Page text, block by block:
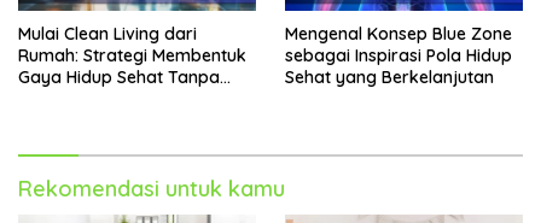
Mulai Clean Living dari
Rumah: Strategi Membentuk
Gaya Hidup Sehat Tanpa
Mengenal Konsep Blue Zone
sebagai Inspirasi Pola Hidup
Sehat yang Berkelanjutan
Rekomendasi untuk kamu